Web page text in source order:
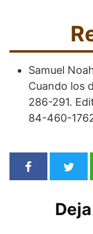
Samuel
Cuando los
286-291.
84-460-